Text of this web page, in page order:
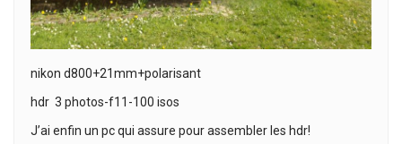
nikon d800+21mm+polarisant
hdr 3 photos-f11-100 isos
J’ai enfin un pc qui assure pour assembler les hdr!